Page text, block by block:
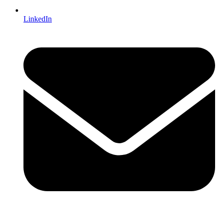
LinkedIn